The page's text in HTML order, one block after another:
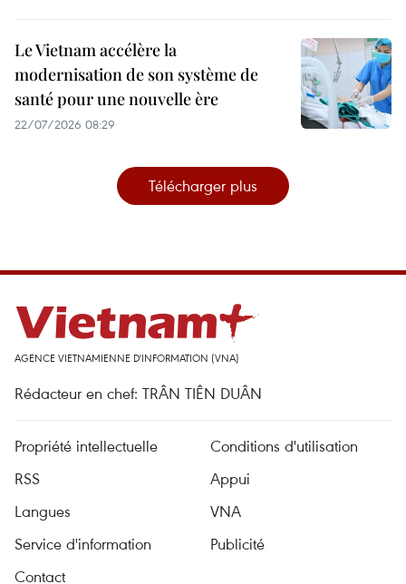
Le Vietnam accélère la
modernisation de son système de
santé pour une nouvelle ère
22/07/2026 08:29
Télécharger plus
AGENCE VIETNAMIENNE D'INFORMATION (VNA)
Rédacteur en chef: TRÂN TIÊN DUÂN
Propriété intellectuelle
Conditions d'utilisation
RSS
Appui
Langues
VNA
Service d'information
Publicité
Contact